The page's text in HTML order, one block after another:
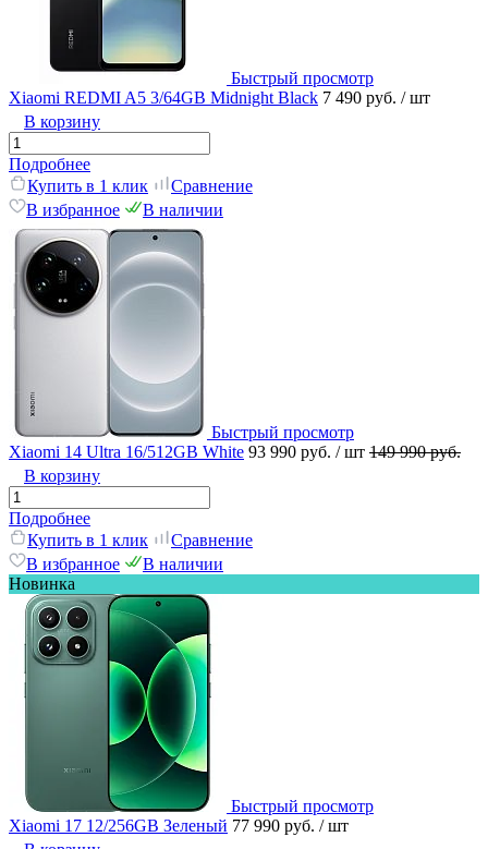
Быстрый просмотр
Xiaomi REDMI A5 3/64GB Midnight Black 7 490 руб. / шт
В корзину
Подробнее
Купить в 1 клик
Сравнение
В избранное
В наличии
Быстрый просмотр
Xiaomi 14 Ultra 16/512GB White 93 990 руб. / шт 149 990 руб.
В корзину
Подробнее
Купить в 1 клик
Сравнение
В избранное
В наличии
Новинка
Быстрый просмотр
Xiaomi 17 12/256GB Зеленый 77 990 руб. / шт